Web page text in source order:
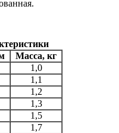
Масса, кг
1,0
1,1
1,2
1,3
1,5
1,7